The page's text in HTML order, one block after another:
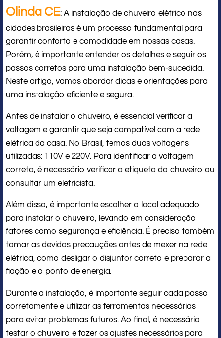
Olinda CE: A instalação de chuveiro elétrico nas
cidades brasileiras é um processo fundamental para
garantir conforto e comodidade em nossas casas.
Porém, é importante entender os detalhes e seguir os
passos corretos para uma instalação bem-sucedida.
Neste artigo, vamos abordar dicas e orientações para
uma instalação eficiente e segura.
Antes de instalar o chuveiro, é essencial verificar a
voltagem e garantir que seja compatível com a rede
elétrica da casa. No Brasil, temos duas voltagens
utilizadas: 110V e 220V. Para identificar a voltagem
correta, é necessário verificar a etiqueta do chuveiro ou
consultar um eletricista.
Além disso, é importante escolher o local adequado
para instalar o chuveiro, levando em consideração
fatores como segurança e eficiência. É preciso também
tomar as devidas precauções antes de mexer na rede
elétrica, como desligar o disjuntor correto e preparar a
fiação e o ponto de energia.
Durante a instalação, é importante seguir cada passo
corretamente e utilizar as ferramentas necessárias
para evitar problemas futuros. Ao final, é necessário
testar o chuveiro e fazer os ajustes necessários para